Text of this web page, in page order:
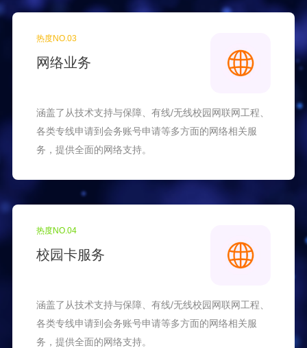
热度NO.03
网络业务
涵盖了从技术支持与保障、有线/无线校园网联网工程、
各类专线申请到会务账号申请等多方面的网络相关服
务，提供全面的网络支持。
热度NO.04
校园卡服务
涵盖了从技术支持与保障、有线/无线校园网联网工程、
各类专线申请到会务账号申请等多方面的网络相关服
务，提供全面的网络支持。